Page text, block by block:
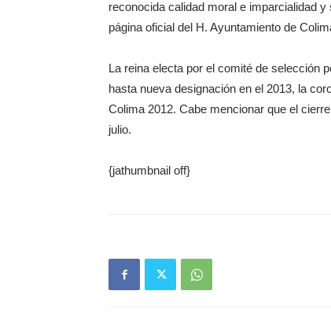
reconocida calidad moral e imparcialidad
página oficial del H. Ayuntamiento de
La reina electa por el comité de selección
hasta nueva designación en el 2013, la
Colima 2012. Cabe mencionar que el
julio.
{jathumbnail off}